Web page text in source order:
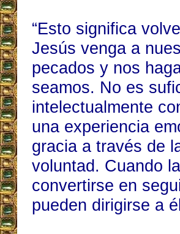
“Esto significa
Jesús venga a
pecados y nos
seamos. No es
intelectualmente
una experiencia
gracia a través de
voluntad. Cuando
convertirse en
pueden dirigirse a